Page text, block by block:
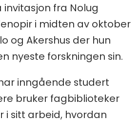
invitasjon fra Nolug
i midten av oktober
og Akershus der hun
nyeste forskningen sin.
inngående studert
bruker fagbiblioteker
i sitt arbeid, hvordan